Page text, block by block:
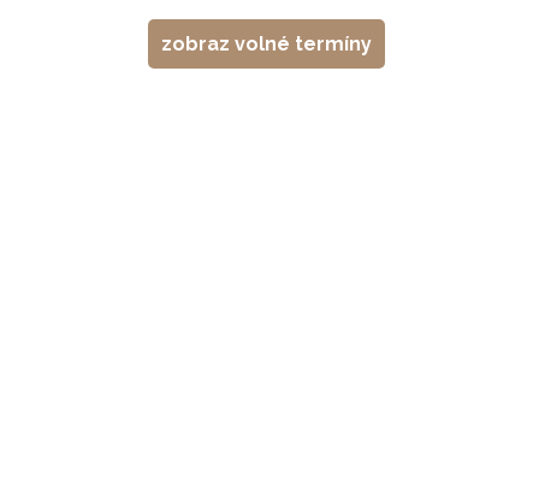
zobraz volné termíny